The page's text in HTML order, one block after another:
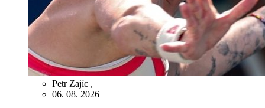
Petr Zajíc ,
06. 08. 2026